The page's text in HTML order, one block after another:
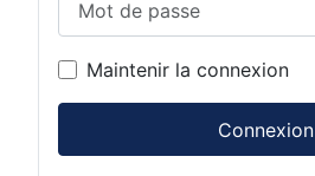
Maintenir la connexion
Connexion